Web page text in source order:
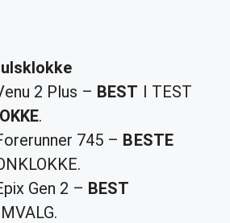
2 Plus – BEST I TEST
.
745 – BESTE
Gen 2 – BEST